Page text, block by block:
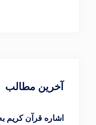
آخرین مطالب
اشاره قرآن کریم